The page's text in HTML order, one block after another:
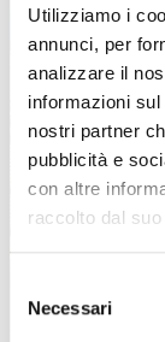
Utilizziamo i
annunci, per
analizzare il
informazioni
nostri partner
pubblicità e
con altre
raccolto dal
delNecessari